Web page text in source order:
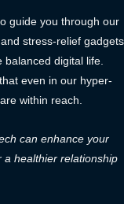
guide you through our
stress-relief gadgets
digital life.
even in our hyper-
within reach.
can enhance your
healthier relationship